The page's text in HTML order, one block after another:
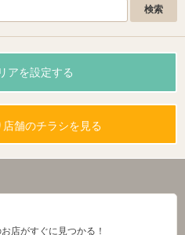
アを設定する
店舗のチラシを見る
店がすぐに見つかる！